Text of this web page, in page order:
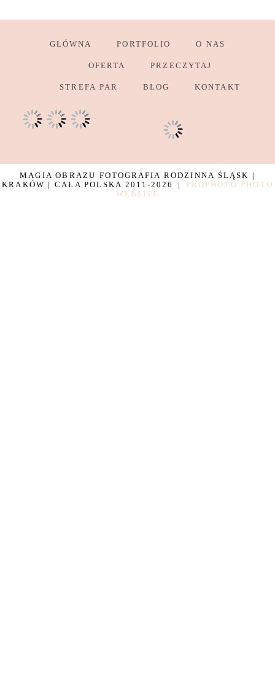
GŁÓWNA PORTFOLIO O NAS
OFERTA PRZECZYTAJ
STREFA PAR BLOG KONTAKT
MAGIA OBRAZU FOTOGRAFIA RODZINNA ŚLĄSK |
KRAKÓW | CAŁA POLSKA 2011-2026
|
PROPHOTO PHOTO
WEBSITE